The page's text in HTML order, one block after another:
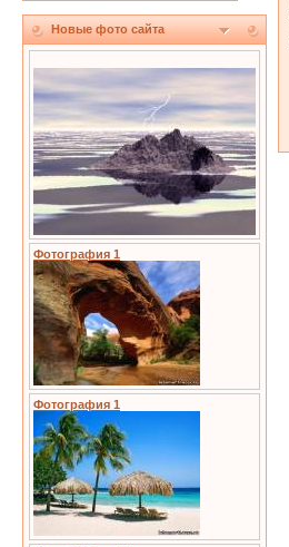
Новые фото сайта
Фотография 1
Фотография 1